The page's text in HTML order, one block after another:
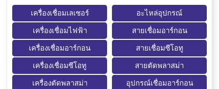
เครื่องเชื่อมเลเซอร์
เครื่องเชื่อมไฟฟ้า
เครื่องเชื่อมอาร์กอน
เครื่องเชื่อมซีโอทู
เครื่องตัดพลาสม่า
อะไหล่อุปกรณ์
สายเชื่อมอาร์กอน
สายเชื่อมซีโอทู
สายตัดพลาสม่า
อุปกรณ์เชื่อมอาร์กอน